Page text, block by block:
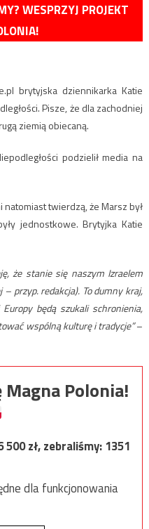
WESPRZYJ PROJEKT
brytyjska dziennikarka Katie
Pisze, że dla zachodniej
ziemią obiecaną.
podzielił media na
twierdzą, że Marsz był
jednostkowe. Brytyjka Katie
że stanie się naszym Izraelem
przyp. redakcja). To dumny kraj,
będą szukali schronienia,
wspólną kulturę i tradycje”–
Polonia!
500zł, zebraliśmy:1351
dla funkcjonowania